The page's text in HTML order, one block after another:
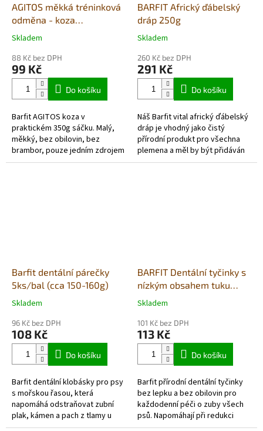
AGITOS měkká tréninková
odměna - koza
monoprotein 350g
Průměrné
produktu
je
hvězdiček.
Skladem
88 Kč bez DPH
99 Kč
Do košíku
Barfit AGITOS koza v
praktickém 350g sáčku. Malý,
měkký, bez obilovin, bez
brambor, pouze jedním zdrojem
živočišných bílkovin a vyrobený
BARFIT Africký ďábelský
dráp 250g
Průměrné
produktu
je
hvězdiček.
Skladem
260 Kč bez DPH
291 Kč
Do košíku
Náš Barfit vital africký ďábelský
dráp je vhodný jako čistý
přírodní produkt pro všechna
plemena a měl by být přidáván
jako kúra na podporu
Barfit dentální párečky
5ks/bal (cca 150-160g)
Průměrné
produktu
je
hvězdiček.
Skladem
96 Kč bez DPH
108 Kč
Do košíku
Barfit dentální klobásky pro psy
s mořskou řasou, která
napomáhá odstraňovat zubní
plak, kámen a pach z tlamy u
psů. Šetrně sušený pamlsek
BARFIT Dentální tyčinky s
nízkým obsahem tuku
150g
Průměrné
produktu
je
hvězdiček.
Skladem
101 Kč bez DPH
113 Kč
Do košíku
Barfit přírodní dentální tyčinky
bez lepku a bez obilovin pro
každodenní péči o zuby všech
psů. Napomáhají při redukci
zubního plaku a udržují svěží